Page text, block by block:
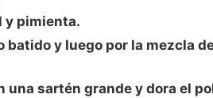
y pimienta.
batido y luego por la mezcla
una sartén grande y dora el